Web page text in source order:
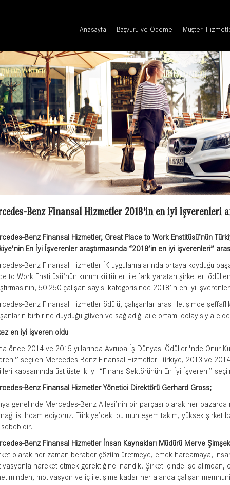
Anasayfa Başvuru ve Ödeme Müşteri
Benz Finansal Hizmetler 2018'in en iyi işverenleri
Benz Finansal Hizmetler, Great Place to Work Enstitüsü’nün
En İyi İşverenler araştırmasında “2018’in en iyi işverenleri”
Benz Finansal Hizmetler İK uygulamalarında ortaya koyduğu
to Work Enstitüsü’nün kurum kültürleri ile fark yaratan şirketleri
50-250 çalışan sayısı kategorisinde 2018’in en iyi
Benz Finansal Hizmetler ödülü, çalışanlar arası iletişimde
birbirine duyduğu güven ve sağladığı aile ortamı dolayısıyla
en iyi işveren oldu
önce 2014 ve 2015 yıllarında Avrupa İş Dünyası Ödülleri'nde Onur
seçilen Mercedes-Benz Finansal Hizmetler Türkiye, 2013 ve
kapsamında üst üste iki yıl “Finans Sektörünün En İyi İşvereni”
Benz Finansal Hizmetler Yönetici Direktörü Gerhard Gross;
genelinde Mercedes-Benz Ailesi’nin bir parçası olarak her
istihdam ediyoruz. Türkiye’deki bu muhteşem takım, yüksek şirket
Benz Finansal Hizmetler İnsan Kaynakları Müdürü Merve
olarak her zaman beraber çözüm üretmeye, emek harcamaya,
hareket etmek gerektiğine inandık. Şirket içinde işe
motivasyon ve iç iletişime kadar her alanda çalışan